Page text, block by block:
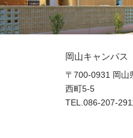
岡山キャンパス
〒700-0931 岡山
西町5-5
TEL.086-207-